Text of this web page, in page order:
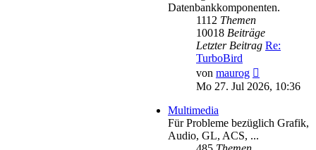
Datenbankkomponenten.
1112 Themen
10018 Beiträge
Letzter Beitrag Re:
TurboBird
von maurog
Beitrag
Mo 27. Jul 2026, 10:36
Multimedia
Für Probleme bezüglich Grafik,
Audio, GL, ACS, ...